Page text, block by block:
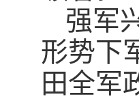
强军
形势下
田全军